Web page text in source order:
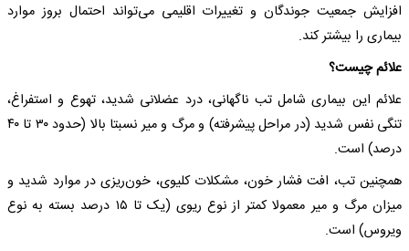
افزایش جمعیت جوندگان و تغییرات اقلیمی می‌تواند احتمال بروز موارد
بیماری را بیشتر کند.
علائم چیست؟
علائم این بیماری شامل تب ناگهانی، درد عضلانی شدید، تهوع و استفراغ،
تنگی نفس شدید (در مراحل پیشرفته) و مرگ و میر نسبتا بالا (حدود ۳۰ تا ۴۰
درصد) است.
همچنین تب، افت فشار خون، مشکلات کلیوی، خون‌ریزی در موارد شدید و
میزان مرگ و میر معمولا کمتر از نوع ریوی (یک تا ۱۵ درصد بسته به نوع
ویروس) است.